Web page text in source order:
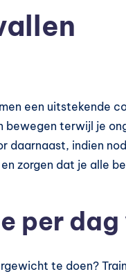
een uitstekende
bewegen terwijl je
daarnaast, indien
zorgen dat je alle
per
te doen?